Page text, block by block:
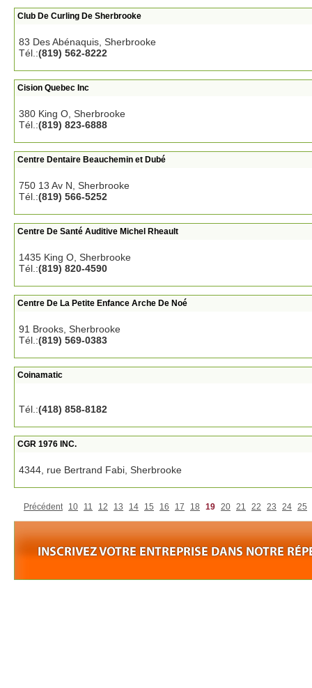
Club De Curling De Sherbrooke
83 Des Abénaquis, Sherbrooke
Tél.:(819) 562-8222
Cision Quebec Inc
380 King O, Sherbrooke
Tél.:(819) 823-6888
Centre Dentaire Beauchemin et Dubé
750 13 Av N, Sherbrooke
Tél.:(819) 566-5252
Centre De Santé Auditive Michel Rheault
1435 King O, Sherbrooke
Tél.:(819) 820-4590
Centre De La Petite Enfance Arche De Noé
91 Brooks, Sherbrooke
Tél.:(819) 569-0383
Coinamatic
Tél.:(418) 858-8182
CGR 1976 INC.
4344, rue Bertrand Fabi, Sherbrooke
Précédent 10 11 12 13 14 15 16 17 18 19 20 21 22 23 24 25